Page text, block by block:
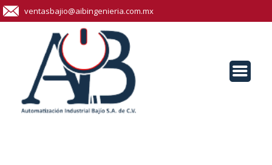
ventasbajio@aibingenieria.com.mx